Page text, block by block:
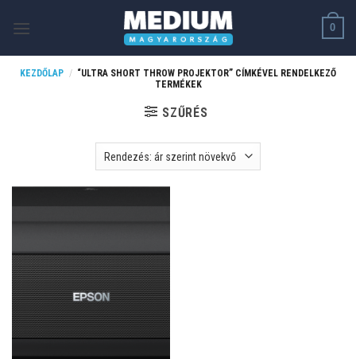
0
KEZDŐLAP / “ULTRA SHORT THROW PROJEKTOR” CÍMKÉVEL RENDELKEZŐ
TERMÉKEK
SZŰRÉS